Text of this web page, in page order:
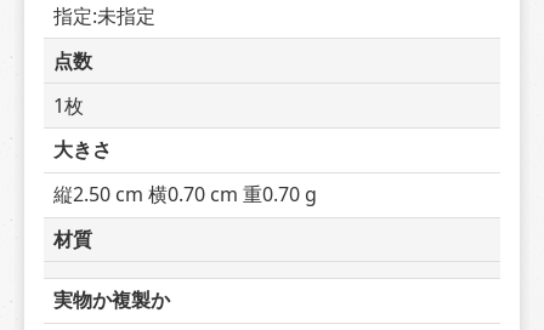
指定:未指定
点数
1枚
大きさ
縦2.50 cm 横0.70 cm 重0.70 g
材質
実物か複製か